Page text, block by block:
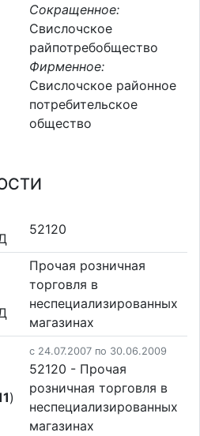
Сокращенное:
Свислочское
райпотребобщество
Фирменное:
Свислочское районное
потребительское
общество
52120
Прочая розничная
торговля в
неспециализированных
магазинах
)
c 24.07.2007 по 30.06.2009
52120 - Прочая
розничная торговля в
неспециализированных
магазинах